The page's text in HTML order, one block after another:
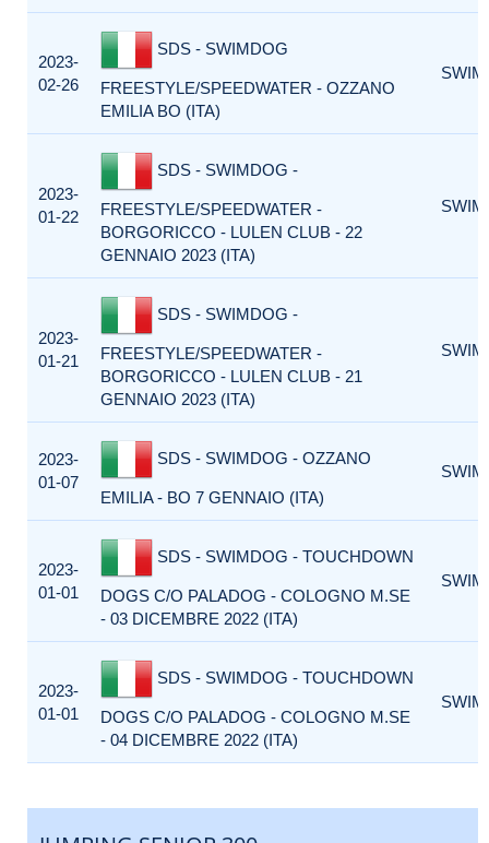
2023-
02-26
SDS - SWIMDOG
FREESTYLE/SPEEDWATER - OZZANO
EMILIA BO (ITA)
2023-
01-22
SDS - SWIMDOG -
FREESTYLE/SPEEDWATER -
BORGORICCO - LULEN CLUB - 22
GENNAIO 2023 (ITA)
2023-
01-21
SDS - SWIMDOG -
FREESTYLE/SPEEDWATER -
BORGORICCO - LULEN CLUB - 21
GENNAIO 2023 (ITA)
2023-
01-07
SDS - SWIMDOG - OZZANO
EMILIA - BO 7 GENNAIO (ITA)
2023-
01-01
SDS - SWIMDOG - TOUCHDOWN
DOGS C/O PALADOG - COLOGNO M.SE
- 03 DICEMBRE 2022 (ITA)
2023-
01-01
SDS - SWIMDOG - TOUCHDOWN
DOGS C/O PALADOG - COLOGNO M.SE
- 04 DICEMBRE 2022 (ITA)